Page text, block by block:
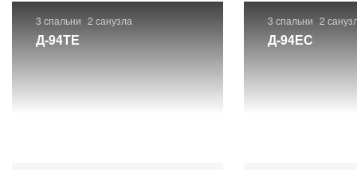
3 спальни 2 санузла
Д-94ТЕ
3 спальни 2
Д-94ЕС